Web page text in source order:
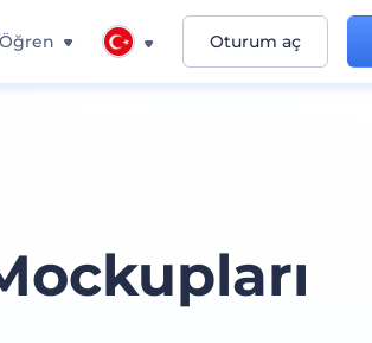
Öğren Oturum aç